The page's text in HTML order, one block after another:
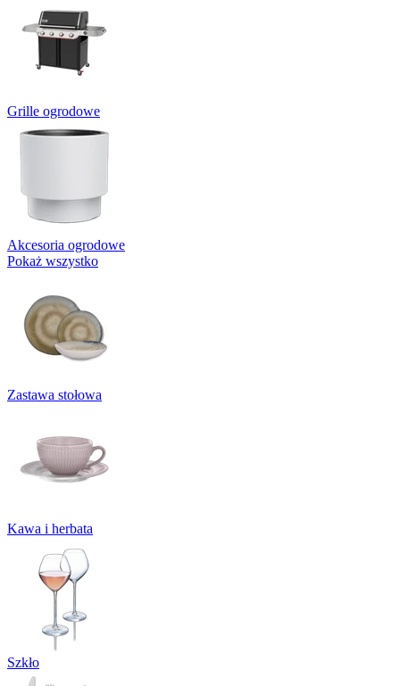
Grille ogrodowe
Akcesoria ogrodowe
Pokaż wszystko
Zastawa stołowa
Kawa i herbata
Szkło